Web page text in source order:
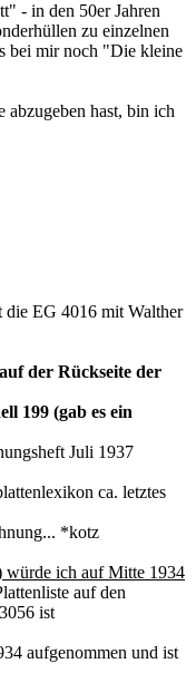
- in den 50er Jahren
zu einzelnen
bei mir noch "Die kleine
hast, bin ich
die EG 4016 mit Walther
der Rückseite der
199 (gab es ein
Juli 1937
ca. letztes
*kotz
würde ich auf Mitte 1934
auf den
ist
aufgenommen und ist